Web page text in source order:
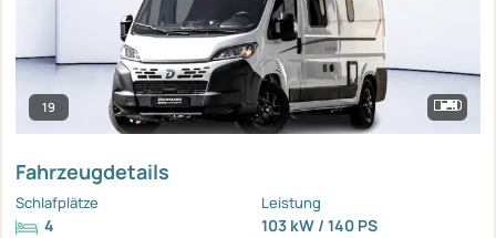
19
Fahrzeugdetails
Schlafplätze
4
Leistung
103 kW / 140 PS